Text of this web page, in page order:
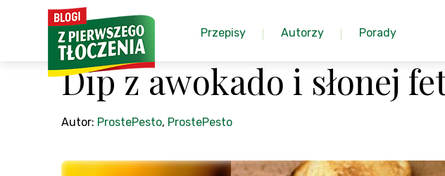
Przepisy Autorzy Porady
Dip z awokado i słonej
Autor: ProstePesto, ProstePesto